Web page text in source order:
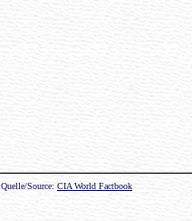
Quelle/Source: CIA World Factbook